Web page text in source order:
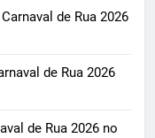
de Rua 2026
de Rua 2026
de Rua 2026 no